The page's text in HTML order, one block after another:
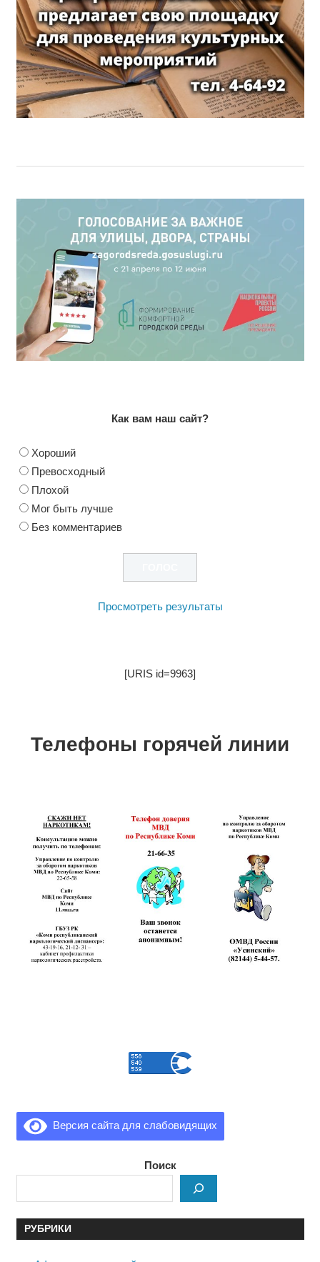
Как вам наш сайт?
Хороший
Превосходный
Плохой
Мог быть лучше
Без комментариев
Просмотреть результаты
[URIS id=9963]
Телефоны горячей линии
Версия сайта для слабовидящих
Поиск
РУБРИКИ